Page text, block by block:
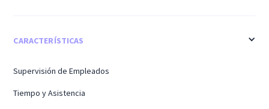
CARACTERÍSTICAS
Supervisión de Empleados
Tiempo y Asistencia